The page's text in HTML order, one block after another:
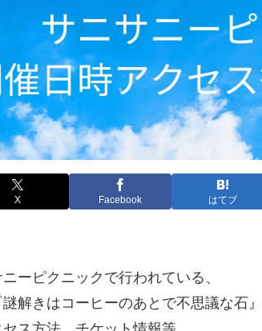
X Facebook はてブ
ーピクニックで行われている、
解きはコーヒーのあとで不思議な石』